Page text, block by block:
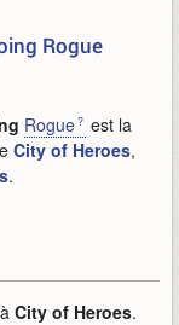
Rogue
Rogue
est la
City of Heroes,
.
City of Heroes.